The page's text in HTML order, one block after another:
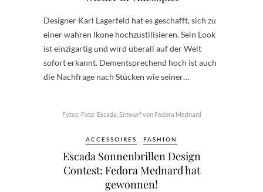
Designer Karl Lagerfeld hat es geschafft, sich zu
einer wahren Ikone hochzustilisieren. Sein Look
ist einzigartig und wird überall auf der Welt
sofort erkannt. Dementsprechend hoch ist auch
die Nachfrage nach Stücken wie seiner…
Fotos: Foto: Escada, Entwurf von Fedora Mednard
ACCESSOIRES FASHION
Escada Sonnenbrillen Design
Contest: Fedora Mednard hat
gewonnen!